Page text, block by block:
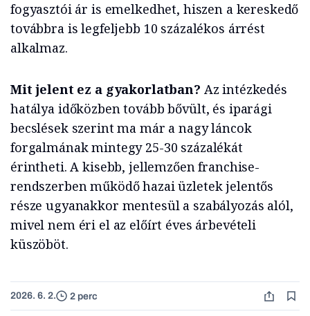
fogyasztói ár is emelkedhet, hiszen a kereskedő
továbbra is legfeljebb 10 százalékos árrést
alkalmaz.
Mit jelent ez a gyakorlatban? Az intézkedés
hatálya időközben tovább bővült, és iparági
becslések szerint ma már a nagy láncok
forgalmának mintegy 25-30 százalékát
érintheti. A kisebb, jellemzően franchise-
rendszerben működő hazai üzletek jelentős
része ugyanakkor mentesül a szabályozás alól,
mivel nem éri el az előírt éves árbevételi
küszöböt.
2026. 6. 2. 2 perc